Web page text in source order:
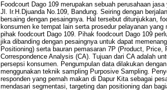
Foodcourt Dago 109 merupakan sebuah perusahaan
Jl. Ir.H.Djuanda No.109, Bandung. Seiring dengan
bersaing dengan pesaingnya. Hal tersebut ditunjukkan,
konsumen ke tempat lain serta prosedur pelayanan
pihak foodcourt Dago 109. Pihak foodcourt Dago 109
jika dibanding dengan pesaingnya untuk dapat
Positioning) serta bauran pemasaran 7P (Product,
Correspondence Analysis (CA). Tujuan dari CA adalah
persepsi konsumen. Pengumpulan data dilakukan
menggunakan teknik sampling Purposive Sampling.
responden yang pernah makan di Dapur Kita sebagai
mendasari segmentasi, targeting dan positioning dan